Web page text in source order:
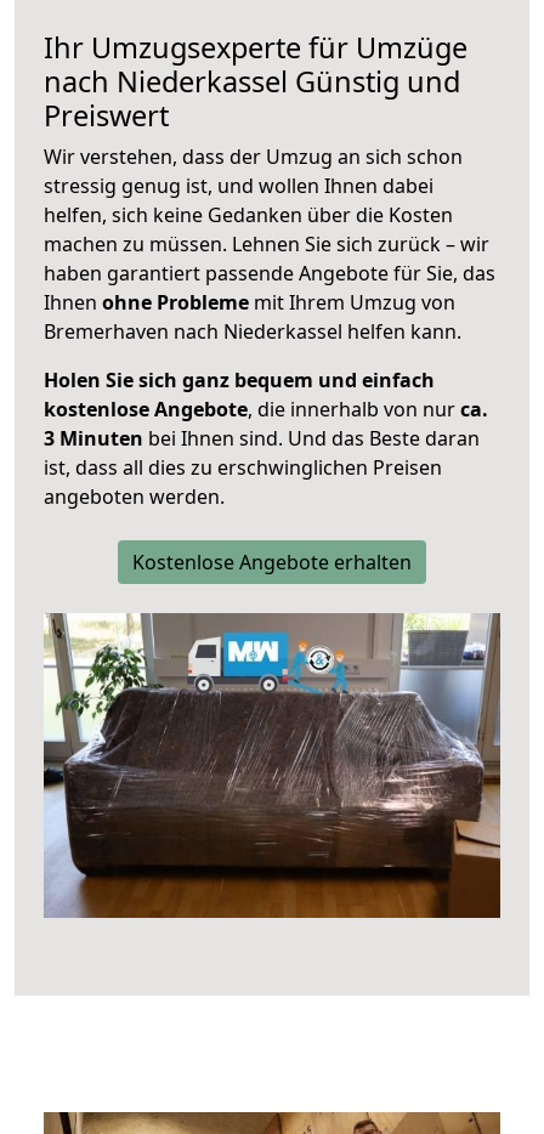
Ihr Umzugsexperte für Umzüge
nach Niederkassel Günstig und
Preiswert
Wir verstehen, dass der Umzug an sich schon
stressig genug ist, und wollen Ihnen dabei
helfen, sich keine Gedanken über die Kosten
machen zu müssen. Lehnen Sie sich zurück – wir
haben garantiert passende Angebote für Sie, das
Ihnen ohne Probleme mit Ihrem Umzug von
Bremerhaven nach Niederkassel helfen kann.
Holen Sie sich ganz bequem und einfach
kostenlose Angebote, die innerhalb von nurca.
3 Minuten bei Ihnen sind. Und das Beste daran
ist, dass all dies zu erschwinglichen Preisen
angeboten werden.
Kostenlose Angebote erhalten